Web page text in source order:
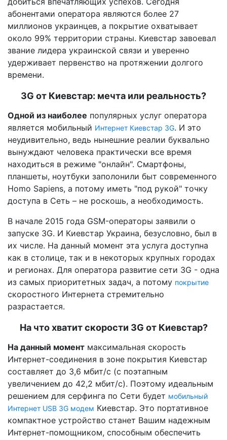
абонентами оператора являются более 27
миллионов украинцев, а покрытие охватывает
около 99% территории страны. Киевстар завоевал
звание лидера украинской связи и уверенно
удерживает первенство на протяжении долгого
времени.
3G от Киевстар: мечта или реальность?
Одной из наиболее популярных услуг оператора
является мобильный Интернет Киевстар 3G. И это
неудивительно, ведь нынешние реалии буквально
вынуждают человека практически все время
находиться в режиме "онлайн". Смартфоны,
планшеты, ноутбуки заполонили быт современного
Homo Sapiens, а потому иметь "под рукой" точку
доступа в Сеть – не роскошь, а необходимость.
В начале 2015 года GSM-операторы заявили о
запуске 3G. И Киевстар Украина, безусловно, был в
их числе. На данный момент эта услуга доступна
как в столице, так и в некоторых крупных городах
и регионах. Для оператора развитие сети 3G - одна
из самых приоритетных задач, а потому покрытие
скоростного Интернета стремительно
разрастается.
На что хватит скорости 3G от Киевстар?
На данный момент максимальная скорость
Интернет-соединения в зоне покрытия Киевстар
составляет до 3,6 мбит/с (с поэтапным
увеличением до 42,2 мбит/с). Поэтому идеальным
решением для серфинга по Сети будет мобильный
Интернет USB 3G модем Киевстар. Это портативное
компактное устройство станет Вашим надежным
Интернет-помощником, способным обеспечить